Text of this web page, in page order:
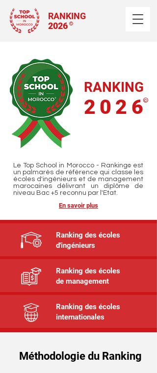
RANKING
2026 ©
RANKING
2026
©
Le Top School in Morocco - Ranking©​ est
un palmarès de référence qui classe les
écoles d'ingénieurs et de management
marocaines délivrant un diplôme de
niveau Bac +5 reconnu par l'Etat.
En savoir plus
Ranking des écoles
d'ingénieurs
Ranking des écoles
de management
Ranking des écoles
internationales
Méthodologie du Ranking